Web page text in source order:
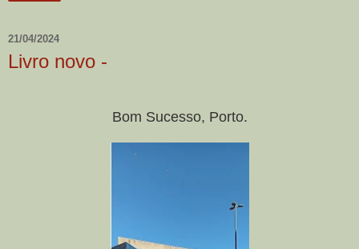
21/04/2024
Livro novo -
Bom Sucesso, Porto.